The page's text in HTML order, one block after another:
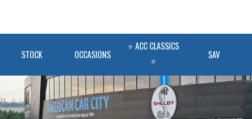
STOCK OCCASIONS
⭐ ACC CLASSICS
⭐
SAV